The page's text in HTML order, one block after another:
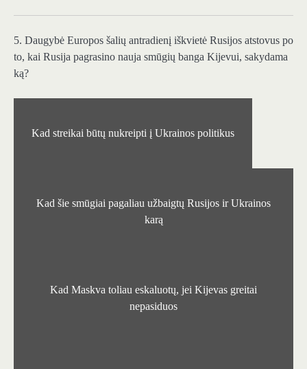
5. Daugybė Europos šalių antradienį iškvietė Rusijos atstovus po
to, kai Rusija pagrasino nauja smūgių banga Kijevui, sakydama
ką?
Kad streikai būtų nukreipti į Ukrainos politikus
Kad šie smūgiai pagaliau užbaigtų Rusijos ir Ukrainos
karą
Kad Maskva toliau eskaluotų, jei Kijevas greitai
nepasiduos